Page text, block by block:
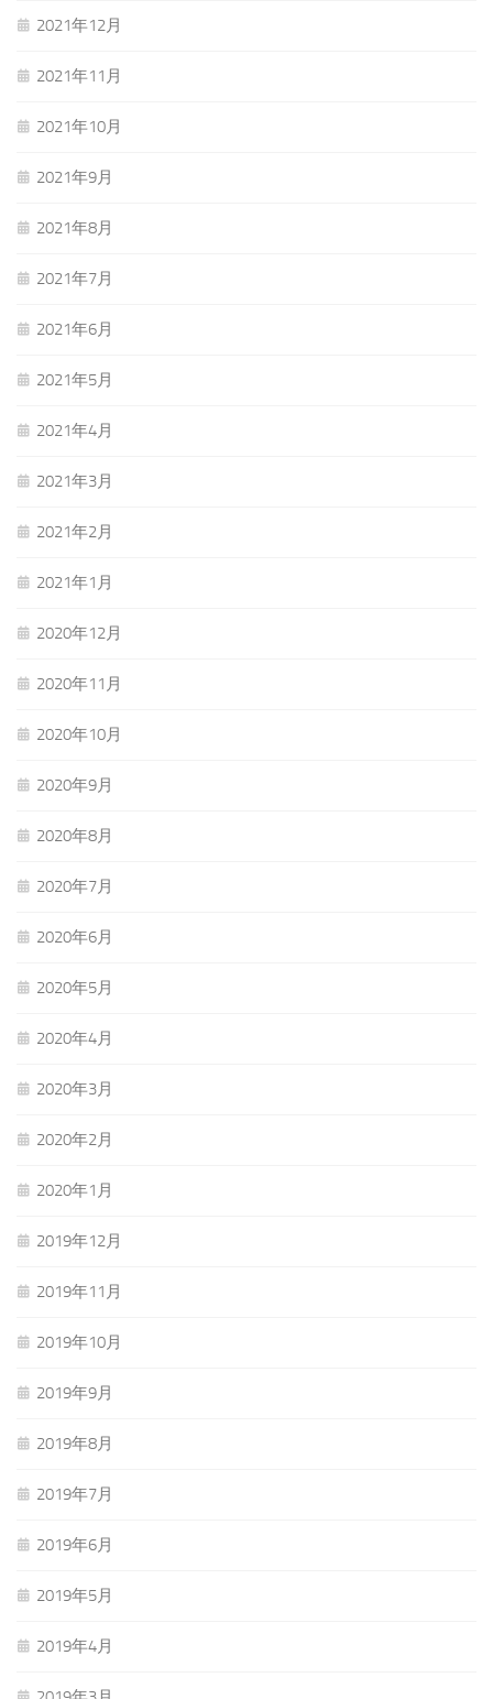
2021年12月
2021年11月
2021年10月
2021年9月
2021年8月
2021年7月
2021年6月
2021年5月
2021年4月
2021年3月
2021年2月
2021年1月
2020年12月
2020年11月
2020年10月
2020年9月
2020年8月
2020年7月
2020年6月
2020年5月
2020年4月
2020年3月
2020年2月
2020年1月
2019年12月
2019年11月
2019年10月
2019年9月
2019年8月
2019年7月
2019年6月
2019年5月
2019年4月